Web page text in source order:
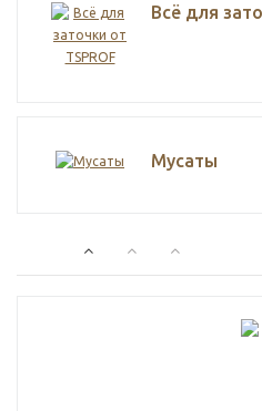
Всё для
Мусаты